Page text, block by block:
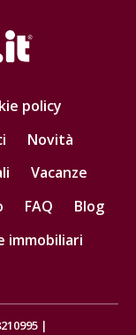
policy
Novità
Vacanze
FAQ
Blog
immobiliari
|